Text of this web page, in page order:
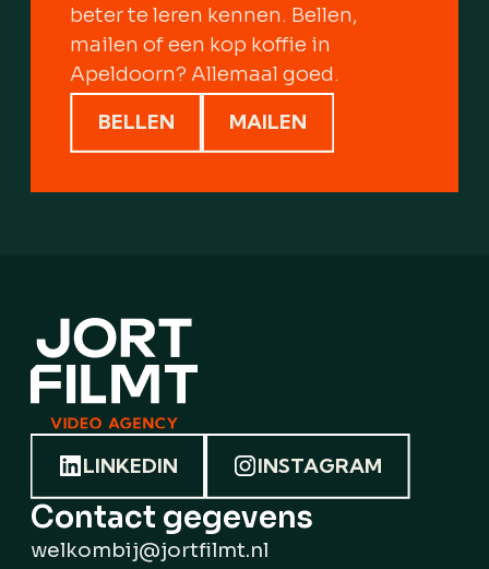
beter te leren kennen. Bellen,
mailen of een kop koffie in
Apeldoorn? Allemaal goed.
BELLEN
MAILEN
LINKEDIN INSTAGRAM
Contact gegevens
welkombij@jortfilmt.nl